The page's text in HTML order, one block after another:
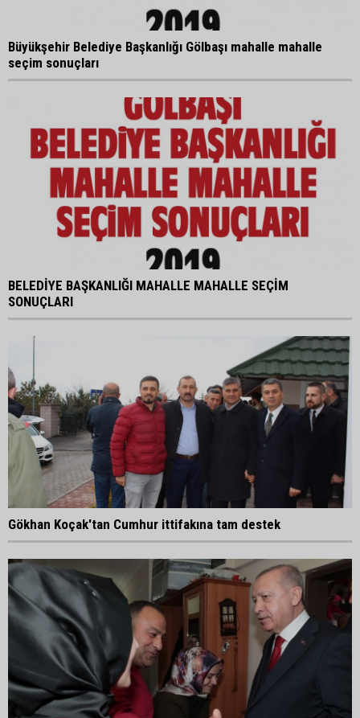
Büyükşehir Belediye Başkanlığı Gölbaşı mahalle mahalle
seçim sonuçları
BELEDİYE BAŞKANLIĞI MAHALLE MAHALLE SEÇİM
SONUÇLARI
Gökhan Koçak'tan Cumhur ittifakına tam destek